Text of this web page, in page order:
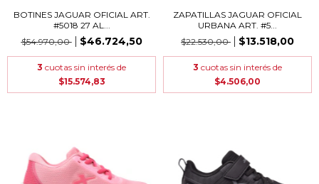
BOTINES JAGUAR OFICIAL ART.
#5018 27 AL...
$54.970,00
$46.724,50
3 cuotas sin interés de
$15.574,83
ZAPATILLAS JAGUAR OFICIAL
URBANA ART. #5...
$22.530,00
$13.518,00
3 cuotas sin interés de
$4.506,00